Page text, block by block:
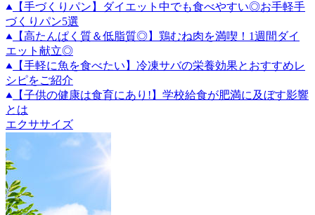
【手づくりパン】ダイエット中でも食べやすい◎お手軽手
づくりパン5選
【高たんぱく質＆低脂質◎】鶏むね肉を満喫！1週間ダイ
エット献立◎
【手軽に魚を食べたい】冷凍サバの栄養効果とおすすめレ
シピをご紹介
【子供の健康は食育にあり!】学校給食が肥満に及ぼす影響
とは
エクササイズ